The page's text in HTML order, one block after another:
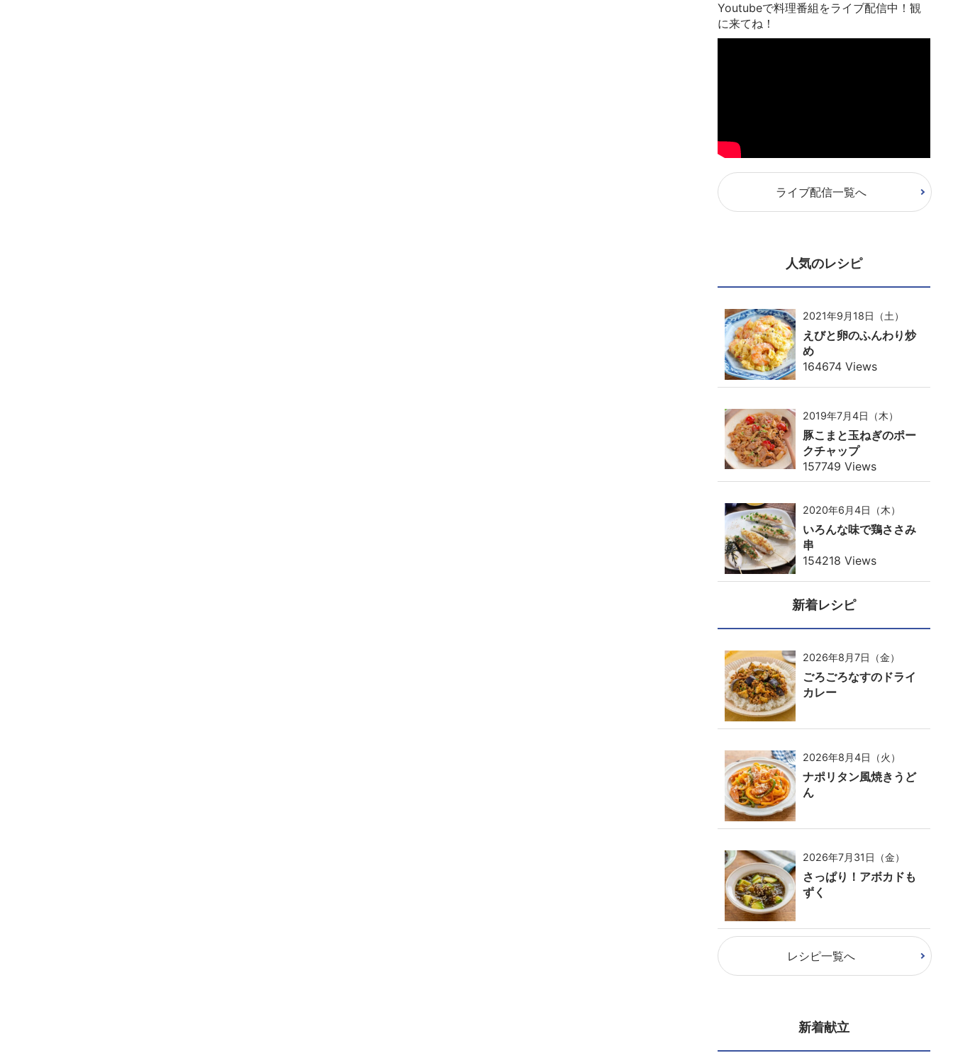
Youtubeで料理番組をライブ配信中！観
に来てね！
ライブ配信一覧へ
人気のレシピ
2021年9月18日（土）
えびと卵のふんわり炒
め
164674 Views
2019年7月4日（木）
豚こまと玉ねぎのポー
クチャップ
157749 Views
2020年6月4日（木）
いろんな味で鶏ささみ
串
154218 Views
新着レシピ
2026年8月7日（金）
ごろごろなすのドライ
カレー
2026年8月4日（火）
ナポリタン風焼きうど
ん
2026年7月31日（金）
さっぱり！アボカドも
ずく
レシピ一覧へ
新着献立